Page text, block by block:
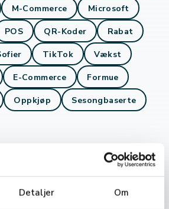
Detaljer Om
M-Commerce Microsoft
POS QR-Koder Rabat
TikTok Vækst
E-Commerce Formue
Oppkjøp Sesongbaserte